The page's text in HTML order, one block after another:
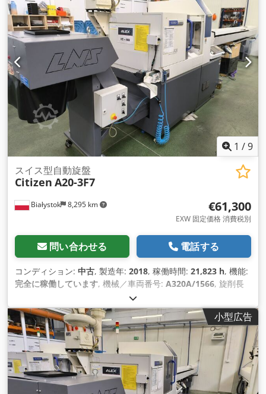
1 /9
Białystok 8,295 km
スイス型自動旋盤
Citizen A20-3F7
€61,300
EXW 固定価格 消費税別
問い合わせる 電話する
コンディション: 中古, 製造年: 2018, 稼働時間: 21,823 h, 機能:
完全に稼働しています, 機械／車両番号: A320A/1566, 旋削長
, 主軸回転速度（最大）:
20 mm, 総重量:2,200 kg（キログラム）, 最大回転速度:
10,000 回転/分, 入力電流の種類:三相, 作業長さ:330 mm, 入
力電圧:200 V, 出力:7.1 キロワット (9.65 馬力)
小型広告